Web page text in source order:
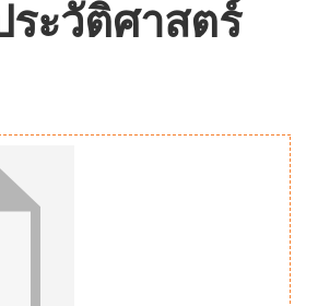
ะวัติศาสตร์